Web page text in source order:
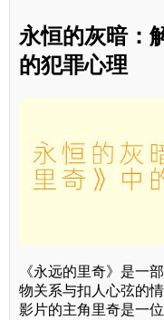
永恒的灰暗：
的犯罪心理
《永远的里奇》是一
物关系与扣人心弦的
影片的主角里奇是一